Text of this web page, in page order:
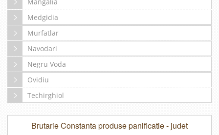
Medgidia
Murfatlar
Navodari
Negru Voda
Ovidiu
Techirghiol
Brutarie Constanta produse panificatie - judet